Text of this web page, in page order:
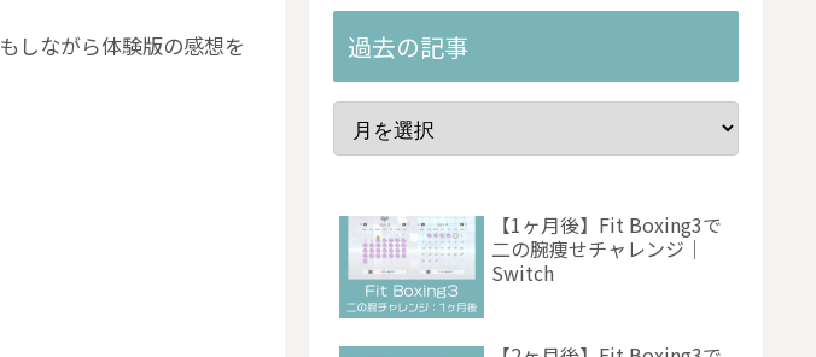
もしながら体験版の感想を
過去の記事
【1ヶ月後】Fit Boxing3で
二の腕痩せチャレンジ｜
Switch